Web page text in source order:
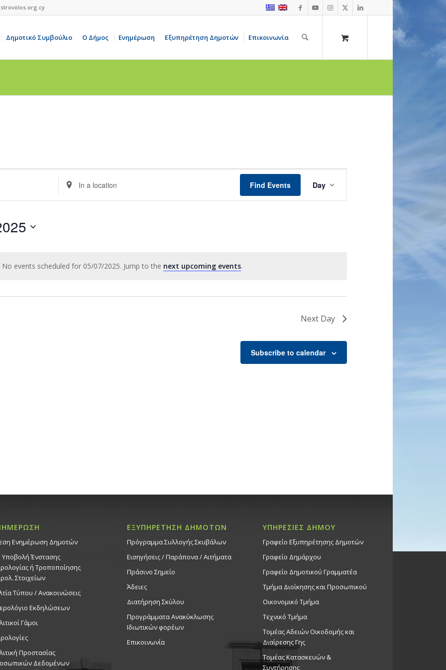
Δημοτικό Συμβούλιο Ο Δήμος Ενημέρωση Εξυπηρέτηση Δημοτών Επικοινωνία
Notice
No events scheduled for 05/07/2025. Jump to the next upcoming events.
Enter
Location.
Search
Find Events
Views
Day
Next Day
Subscribe to calendar
Ενημέρωση Δημοτών
Υποβολή Ένστασης
ή Τροποποίησης
Στοιχείων
Τύπου / Ανακοινώσεις
Εκδηλώσεων
Γάμοι
Προστασίας
Δεδομένων
ΕΞΥΠΗΡΕΤΗΣΗ ΔΗΜΟΤΩΝ
Πρόγραμμα Συλλογής Σκυβάλων
Εισηγήσεις / Παράπονα / Αιτήματα
Πράσινο Σημείο
Άδειες
Διατήρηση Σκύλου
Προγράμματα Ανακύκλωσης
Ιδιωτικών φορέων
Επικοινωνία
ΥΠΗΡΕΣΙΕΣ ΔΗΜΟΥ
Γραφείο Εξυπηρέτησης Δημοτών
Γραφείο Δημάρχου
Γραφείο Δημοτικού Γραμματέα
Τμήμα Διοίκησης και Προσωπικού
Οικονομικό Τμήμα
Τεχνικό Τμήμα
Τομέας Αδειών Οικοδομής και
Διαίρεσης Γης
Τομέας Κατασκευών &
Συντήρησης